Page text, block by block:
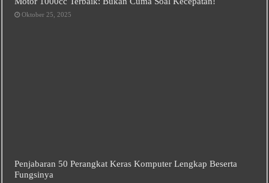
Oktober 25, 2025
Penjabaran 50 Perangkat Keras Komputer Lengkap Beserta
Fungsinya